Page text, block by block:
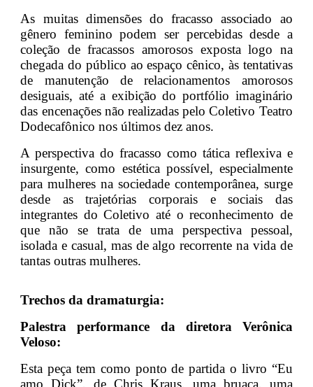
As muitas dimensões do fracasso associado ao
gênero feminino podem ser percebidas desde a
coleção de fracassos amorosos exposta logo na
chegada do público ao espaço cênico, às tentativas
de manutenção de relacionamentos amorosos
desiguais, até a exibição do portfólio imaginário
das encenações não realizadas pelo Coletivo Teatro
Dodecafônico nos últimos dez anos.
A perspectiva do fracasso como tática reflexiva e
insurgente, como estética possível, especialmente
para mulheres na sociedade contemporânea, surge
desde as trajetórias corporais e sociais das
integrantes do Coletivo até o reconhecimento de
que não se trata de uma perspectiva pessoal,
isolada e casual, mas de algo recorrente na vida de
tantas outras mulheres.
Trechos da dramaturgia:
Palestra performance da diretora Verônica
Veloso:
Esta peça tem como ponto de partida o livro “Eu
amo Dick”, de Chris Kraus, uma bruaca, uma